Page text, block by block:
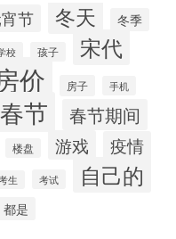
节 冬天 冬季
校 孩子 宋代
价 房子 手机
春节 春节期间
楼盘 游戏 疫情
生 考试 自己的
都是